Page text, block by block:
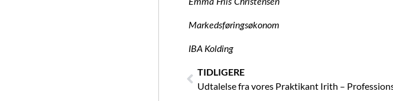
Markedsføringsøkonom
IBA Kolding
Tidligere
TIDLIGERE
Udtalelse fra vores Praktikant Irith –